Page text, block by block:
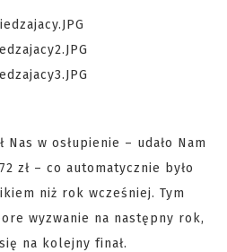
w osłupienie – udało Nam
zł – co automatycznie było
niż rok wcześniej. Tym
wyzwanie na następny rok,
na kolejny finał.